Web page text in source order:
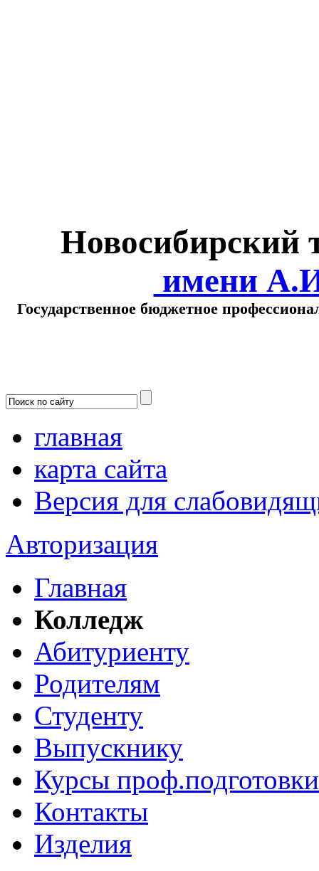
Новосибирский
имени
Государственное бюджетное
главная
карта сайта
Версия для
Авторизация
Главная
Колледж
Абитуриенту
Родителям
Студенту
Выпускнику
Курсы проф.подготовки
Контакты
Изделия